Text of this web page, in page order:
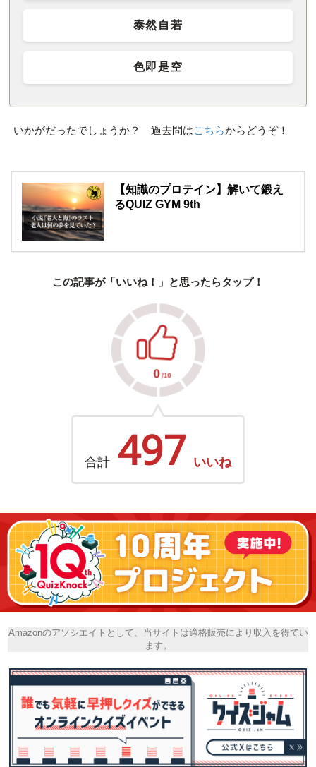
泰然自若
色即是空
いかがだったでしょうか？ 過去問はこちらからどうぞ！
【知識のプロテイン】解いて鍛え
るQUIZ GYM 9th
この記事が「いいね！」と思ったらタップ！
合計 497 いいね
Amazonのアソシエイトとして、当サイトは適格販売により収入を得てい
ます。